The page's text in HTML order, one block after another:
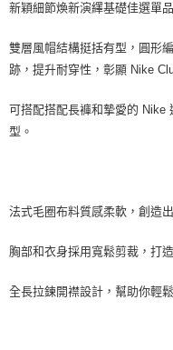
新穎細節煥新演繹基礎佳選單品
雙層風帽結構挺括有型，圓形
跡，提升耐穿性，彰顯 Nike
可搭配搭配長褲和摯愛的 Nike
型。
法式毛圈布料質感柔軟，創造
胸部和衣身採用寬鬆剪裁，打
全長拉鍊開襟設計，幫助你輕